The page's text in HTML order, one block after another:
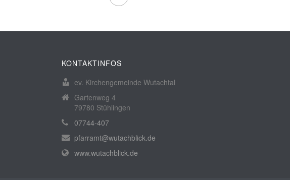
KONTAKTINFOS
ev. Kirchengemeinde Wutachtal
Gartenweg 4
79780 Stühlingen
07744-407
pfarramt@wutachblick.de
www.wutachblick.de